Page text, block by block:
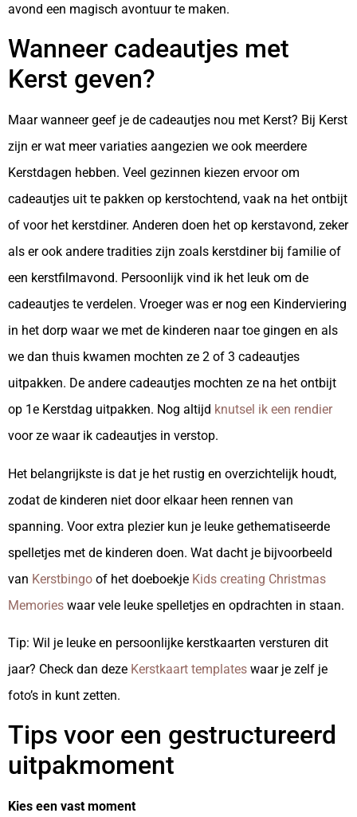
avond een magisch avontuur te maken.
Wanneer cadeautjes met
Kerst geven?
Maar wanneer geef je de cadeautjes nou met Kerst? Bij Kerst
zijn er wat meer variaties aangezien we ook meerdere
Kerstdagen hebben. Veel gezinnen kiezen ervoor om
cadeautjes uit te pakken op kerstochtend, vaak na het ontbijt
of voor het kerstdiner. Anderen doen het op kerstavond, zeker
als er ook andere tradities zijn zoals kerstdiner bij familie of
een kerstfilmavond. Persoonlijk vind ik het leuk om de
cadeautjes te verdelen. Vroeger was er nog een Kinderviering
in het dorp waar we met de kinderen naar toe gingen en als
we dan thuis kwamen mochten ze 2 of 3 cadeautjes
uitpakken. De andere cadeautjes mochten ze na het ontbijt
op 1e Kerstdag uitpakken. Nog altijd knutsel ik een rendier
voor ze waar ik cadeautjes in verstop.
Het belangrijkste is dat je het rustig en overzichtelijk houdt,
zodat de kinderen niet door elkaar heen rennen van
spanning. Voor extra plezier kun je leuke gethematiseerde
spelletjes met de kinderen doen. Wat dacht je bijvoorbeeld
van Kerstbingo of het doeboekje Kids creating Christmas
Memories waar vele leuke spelletjes en opdrachten in staan.
Tip: Wil je leuke en persoonlijke kerstkaarten versturen dit
jaar? Check dan deze Kerstkaart templates waar je zelf je
foto’s in kunt zetten.
Tips voor een gestructureerd
uitpakmoment
Kies een vast moment